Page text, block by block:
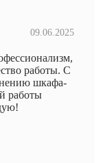
09.06.2025
работы. С
шкафа-
работы